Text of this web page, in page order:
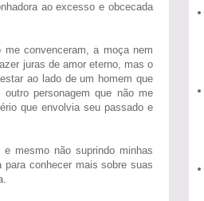
ao excesso e obcecada
convenceram, a moça nem
juras de amor eterno, mas o
ao lado de um homem que
personagem que não me
que envolvia seu passado e
mesmo não suprindo minhas
conhecer mais sobre suas